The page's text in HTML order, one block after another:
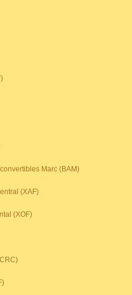
Marc (BAM)
(XAF)
(XOF)